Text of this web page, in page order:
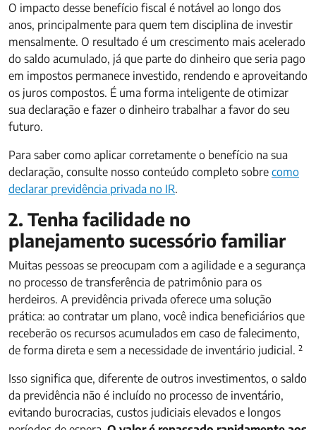
O impacto desse benefício fiscal é notável ao longo dos
anos, principalmente para quem tem disciplina de investir
mensalmente. O resultado é um crescimento mais acelerado
do saldo acumulado, já que parte do dinheiro que seria pago
em impostos permanece investido, rendendo e aproveitando
os juros compostos. É uma forma inteligente de otimizar
sua declaração e fazer o dinheiro trabalhar a favor do seu
futuro.
Para saber como aplicar corretamente o benefício na sua
declaração, consulte nosso conteúdo completo sobre como
declarar previdência privada no IR.
2. Tenha facilidade no
planejamento sucessório familiar
Muitas pessoas se preocupam com a agilidade e a segurança
no processo de transferência de patrimônio para os
herdeiros. A previdência privada oferece uma solução
prática: ao contratar um plano, você indica beneficiários que
receberão os recursos acumulados em caso de falecimento,
de forma direta e sem a necessidade de inventário judicial. ²
Isso significa que, diferente de outros investimentos, o saldo
da previdência não é incluído no processo de inventário,
evitando burocracias, custos judiciais elevados e longos